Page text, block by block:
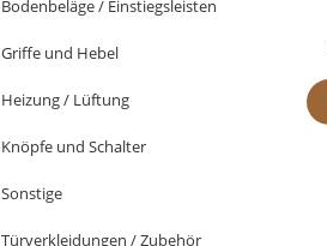
Bodenbeläge / Einstiegsleisten
Griffe und Hebel
Heizung / Lüftung
Knöpfe und Schalter
Sonstige
Türverkleidungen / Zubehör